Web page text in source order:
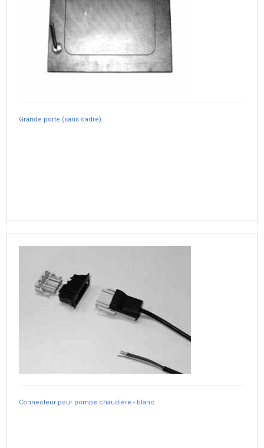
Grande porte (sans cadre)
Connecteur pour pompe chaudière - blanc